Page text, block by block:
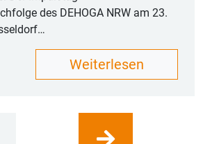
des DEHOGA NRW am 23.
Weiterlesen